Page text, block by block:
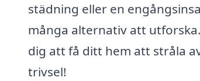
städning eller en
många alternativ att
dig att få ditt hem att stråla
trivsel!